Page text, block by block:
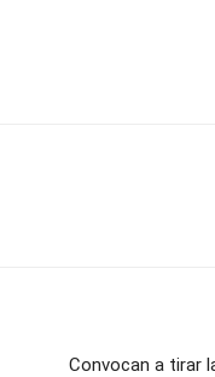
Convocan a tirar